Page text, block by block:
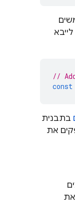
//
const
בתבנית
את